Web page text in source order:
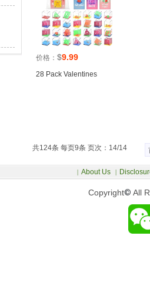
价格： $9.99
28 Pack Valentines
共124条 每页9条 页次：14/14
Copyright© All
| About Us |